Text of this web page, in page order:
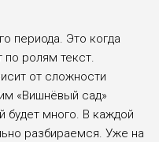
периода. Это когда
по ролям текст.
от сложности
«Вишнёвый сад»
будет много. В каждой
разбираемся. Уже на